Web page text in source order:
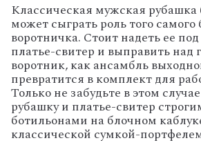
Классическая мужская рубашка
может сыграть роль того самого
воротничка. Стоит надеть ее
платье-свитер и выправить над
воротник, как ансамбль
превратится в комплект для
Только не забудьте в этом
рубашку и платье-свитер
ботильонами на блочном
классической сумкой-